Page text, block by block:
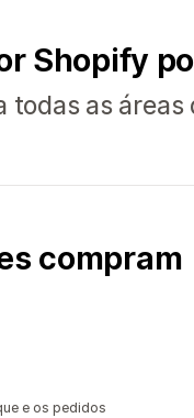
Shopify
as áreas
compram
e os pedidos